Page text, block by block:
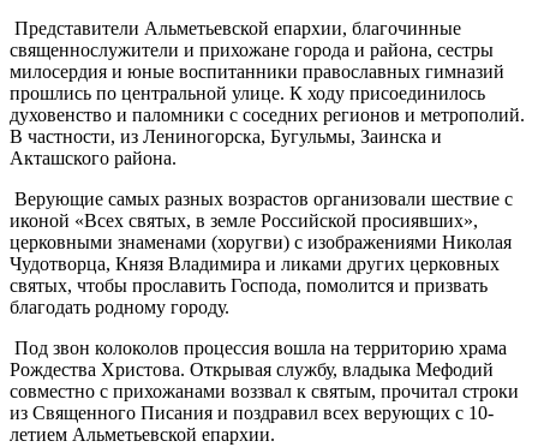
Представители Альметьевской епархии, благочинные
священнослужители и прихожане города и района, сестры
милосердия и юные воспитанники православных гимназий
прошлись по центральной улице. К ходу присоединилось
духовенство и паломники с соседних регионов и метрополий.
В частности, из Лениногорска, Бугульмы, Заинска и
Акташского района.
Верующие самых разных возрастов организовали шествие с
иконой «Всех святых, в земле Российской просиявших»,
церковными знаменами (хоругви) с изображениями Николая
Чудотворца, Князя Владимира и ликами других церковных
святых, чтобы прославить Господа, помолится и призвать
благодать родному городу.
Под звон колоколов процессия вошла на территорию храма
Рождества Христова. Открывая службу, владыка Мефодий
совместно с прихожанами воззвал к святым, прочитал строки
из Священного Писания и поздравил всех верующих с 10-
летием Альметьевской епархии.